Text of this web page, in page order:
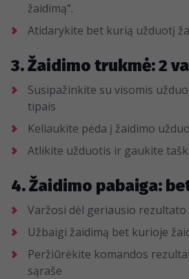
žaidimą“.
Atidarykite bet kurią užduotį
3. Žaidimo trukmė: 2
Susipažinkite su visomis
tipais
Keliaukite pėda į žaidimo
Atlikite užduotis ir gaukite
4. Žaidimo pabaiga:
Varžosi dėl geriausio rezultato
Užbaigi žaidimą bet kurioje
Peržiūrėkite komandos
sąraše